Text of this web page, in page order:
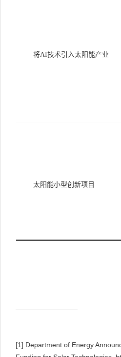
将AI技术引入太阳能产业
太阳能小型创新项目
[1] Department of Energy